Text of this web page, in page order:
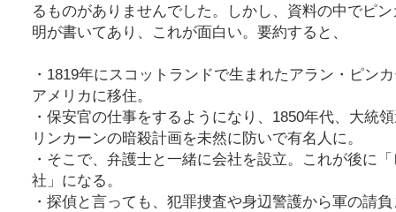
るものがありませんでした。しかし、資料の中でピ
明が書いてあり、これが面白い。要約すると、
・1819年にスコットランドで生まれたアラン・ピン
アメリカに移住。
・保安官の仕事をするようになり、1850年代、大統
リンカーンの暗殺計画を未然に防いで有名人に。
・そこで、弁護士と一緒に会社を設立。これが後に
社」になる。
・探偵と言っても、犯罪捜査や身辺警護から軍の請